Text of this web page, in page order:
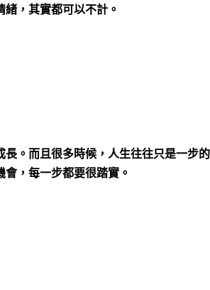
，其實都可以不計。
。而且很多時候，人生往往只是一步
，每一步都要很踏實。